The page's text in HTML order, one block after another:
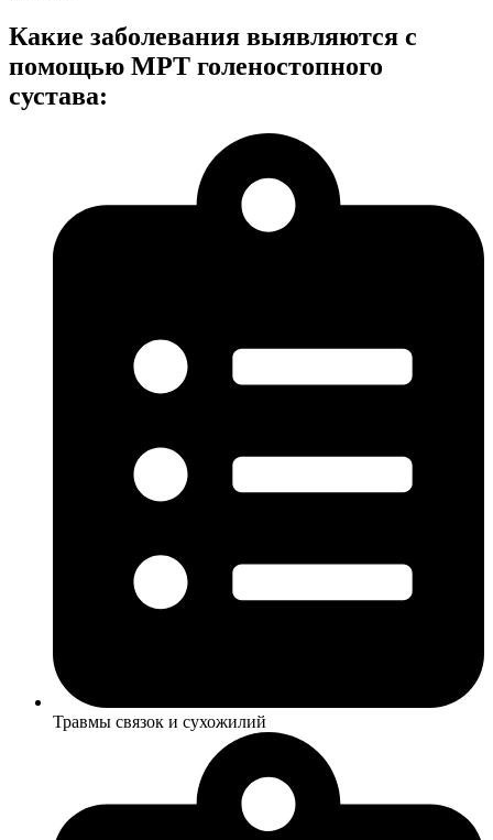
Какие заболевания выявляются с
помощью МРТ голеностопного
сустава:
Травмы связок и сухожилий